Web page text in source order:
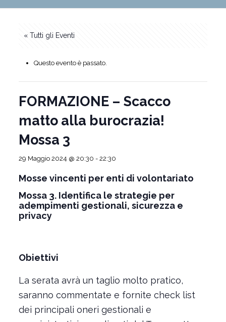
« Tutti gli Eventi
Questo evento è passato.
FORMAZIONE – Scacco
matto alla burocrazia!
Mossa 3
29 Maggio 2024 @ 20:30 - 22:30
Mosse vincenti per enti di volontariato
Mossa 3. Identifica le strategie per
adempimenti gestionali, sicurezza e
privacy
Obiettivi
La serata avrà un taglio molto pratico,
saranno commentate e fornite check list
dei principali oneri gestionali e